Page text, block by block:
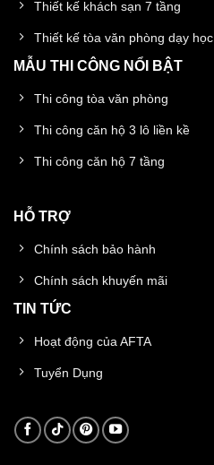
Thiết kế khách sạn 7 tầng
Thiết kế tòa văn phòng dạy học
MẪU THI CÔNG NỔI BẬT
Thi công tòa văn phòng
Thi công căn hộ 3 lô liền kề
Thi công căn hộ 7 tầng
HỖ TRỢ
Chính sách bảo hành
Chính sách khuyến mãi
TIN TỨC
Hoạt động của AFTA
Tuyển Dụng